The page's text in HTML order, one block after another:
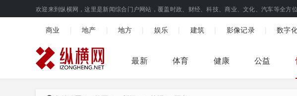
欢迎来到纵横网，这里是新闻综合门户网站，覆盖时政、财经、科技、商业、文化、汽车等全方位
商业 地产 地方 娱乐 建筑 影像记录 数字
最新 体育 健康 公益